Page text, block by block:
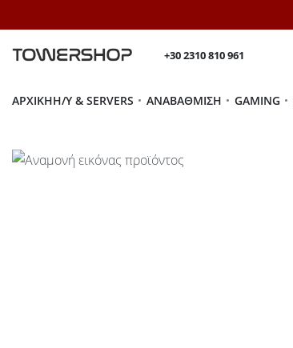
+30 2310 810 961
ΑΡΧΙΚΉH/Y & SERVERS ΑΝΑΒΆΘΜΙΣΗ GAMING